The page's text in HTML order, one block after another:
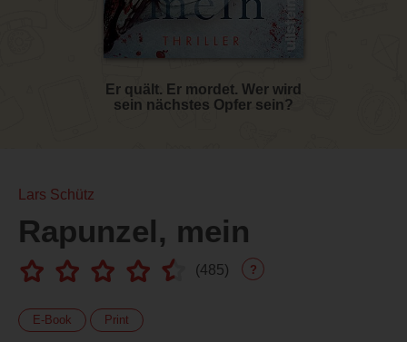
Er quält. Er mordet. Wer wird
sein nächstes Opfer sein?
Lars Schütz
Rapunzel, mein
(485) ?
E-Book Print